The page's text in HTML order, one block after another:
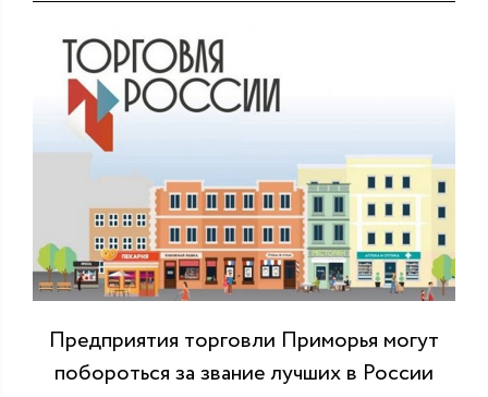
Предприятия торговли Приморья могут
побороться за звание лучших в России